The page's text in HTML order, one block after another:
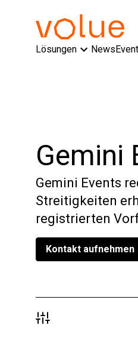
Lösungen
News
Gemini
Gemini Events
Streitigkeiten
registrierten
Kontakt aufnehmen